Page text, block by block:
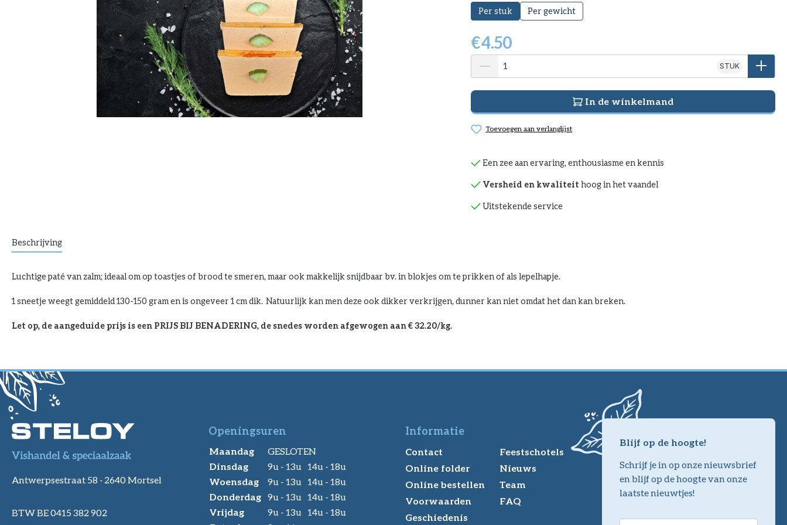
Per stuk Per gewicht
€4.50
STUK
In de winkelmand
Toevoegen aan verlanglijst
Een zee aan ervaring, enthousiasme en kennis
Versheid en kwaliteit hoog in het vaandel
Uitstekende service
Beschrijving
Luchtige paté van zalm; ideaal om op toastjes of brood te smeren, maar ook makkelijk snijdbaar bv. in blokjes om te prikken of als lepelhapje.
1 sneetje weegt gemiddeld 130-150 gram en is ongeveer 1 cm dik. Natuurlijk kan men deze ook dikker verkrijgen, dunner kan niet omdat het dan kan breken.
Let op, de aangeduide prijs is een PRIJS BIJ BENADERING, de snedes worden afgewogen aan € 32.20/kg.
Antwerpsestraat 58 - 2640 Mortsel
BTW BE 0415 382 902
Openingsuren
Maandag
GESLOTEN
Dinsdag
9u - 13u 14u - 18u
Woensdag
9u - 13u 14u - 18u
Donderdag 9u - 13u 14u - 18u
Vrijdag
9u - 13u 14u - 18u
Informatie
Contact
Online folder
Online bestellen
Voorwaarden
Geschiedenis
Feestschotels
Nieuws
Team
FAQ
Blijf op de hoogte!
Schrijf je in op onze nieuwsbrief
en blijf op de hoogte van onze
laatste nieuwtjes!